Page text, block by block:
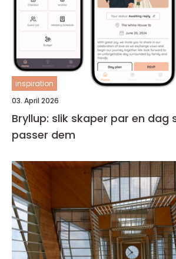
inspiration
03. April 2026
Bryllup: slik skaper par en dag
passer dem